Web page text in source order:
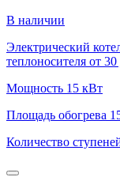
В наличии
Электрический
теплоносителя от
Мощность 15 кВт
Площадь обогрева
Количество